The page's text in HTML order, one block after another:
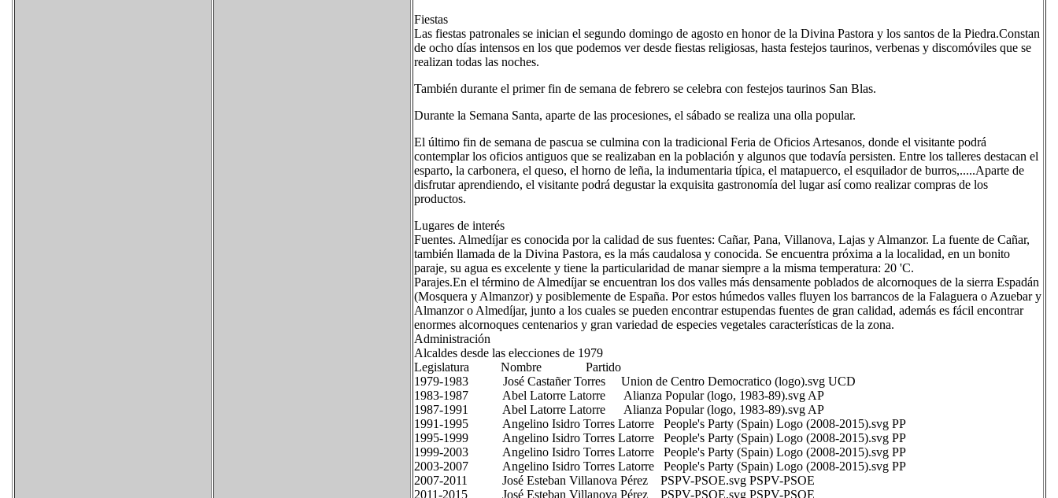
Fiestas
Las fiestas patronales se inician el segundo domingo de agosto en honor de la Divina Pastora y los santos de la Piedra.Constan
de ocho días intensos en los que podemos ver desde fiestas religiosas, hasta festejos taurinos, verbenas y discomóviles que se
realizan todas las noches.
También durante el primer fin de semana de febrero se celebra con festejos taurinos San Blas.
Durante la Semana Santa, aparte de las procesiones, el sábado se realiza una olla popular.
El último fin de semana de pascua se culmina con la tradicional Feria de Oficios Artesanos, donde el visitante podrá
contemplar los oficios antiguos que se realizaban en la población y algunos que todavía persisten. Entre los talleres destacan el
esparto, la carbonera, el queso, el horno de leña, la indumentaria típica, el matapuerco, el esquilador de burros,.....Aparte de
disfrutar aprendiendo, el visitante podrá degustar la exquisita gastronomía del lugar así como realizar compras de los
productos.
Lugares de interés
Fuentes. Almedíjar es conocida por la calidad de sus fuentes: Cañar, Pana, Villanova, Lajas y Almanzor. La fuente de Cañar,
también llamada de la Divina Pastora, es la más caudalosa y conocida. Se encuentra próxima a la localidad, en un bonito
paraje, su agua es excelente y tiene la particularidad de manar siempre a la misma temperatura: 20 'C.
Parajes.En el término de Almedíjar se encuentran los dos valles más densamente poblados de alcornoques de la sierra Espadán
(Mosquera y Almanzor) y posiblemente de España. Por estos húmedos valles fluyen los barrancos de la Falaguera o Azuebar y
Almanzor o Almedíjar, junto a los cuales se pueden encontrar estupendas fuentes de gran calidad, además es fácil encontrar
enormes alcornoques centenarios y gran variedad de especies vegetales características de la zona.
Administración
Alcaldes desde las elecciones de 1979
Legislatura Nombre Partido
1979-1983 José Castañer Torres Union de Centro Democratico (logo).svg UCD
1983-1987 Abel Latorre Latorre Alianza Popular (logo, 1983-89).svg AP
1987-1991 Abel Latorre Latorre Alianza Popular (logo, 1983-89).svg AP
1991-1995 Angelino Isidro Torres Latorre People's Party (Spain) Logo (2008-2015).svg PP
1995-1999 Angelino Isidro Torres Latorre People's Party (Spain) Logo (2008-2015).svg PP
1999-2003 Angelino Isidro Torres Latorre People's Party (Spain) Logo (2008-2015).svg PP
2003-2007 Angelino Isidro Torres Latorre People's Party (Spain) Logo (2008-2015).svg PP
2007-2011 José Esteban Villanova Pérez PSPV-PSOE.svg PSPV-PSOE
2011-2015 José Esteban Villanova Pérez PSPV-PSOE.svg PSPV-PSOE